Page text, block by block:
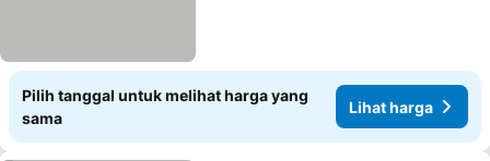
Pilih tanggal untuk melihat harga yang
sama
Lihat harga